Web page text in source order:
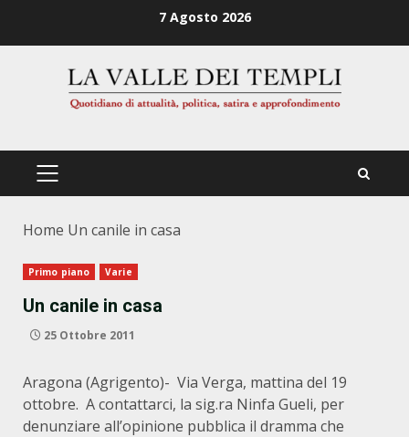
7 Agosto 2026
PRIMÄRES
Home Un canile in casa
Primo piano Varie
Un canile in casa
25 Ottobre 2011
Aragona (Agrigento)- Via Verga, mattina del 19
ottobre. A contattarci, la sig.ra Ninfa Gueli, per
denunziare all’opinione pubblica il dramma che